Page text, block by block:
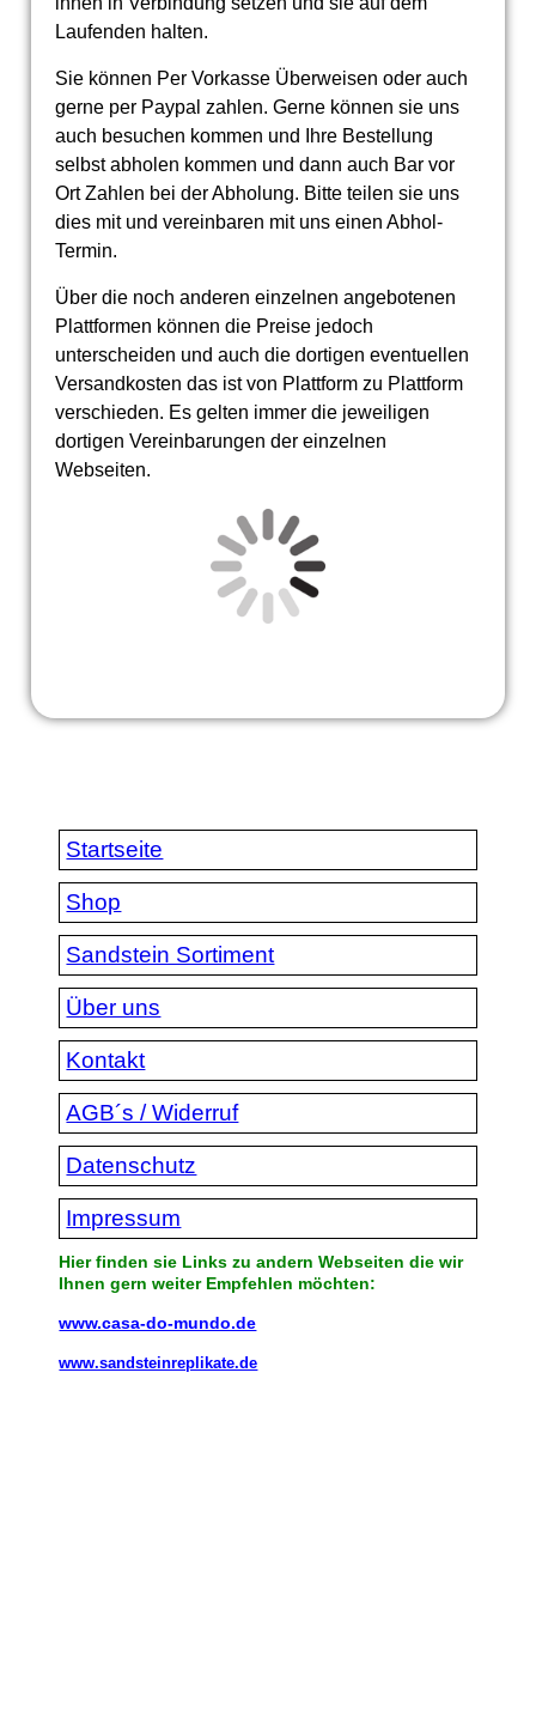
Laufenden halten.
Sie können Per Vorkasse Überweisen oder auch
gerne per Paypal zahlen. Gerne können sie uns
auch besuchen kommen und Ihre Bestellung
selbst abholen kommen und dann auch Bar vor
Ort Zahlen bei der Abholung. Bitte teilen sie uns
dies mit und vereinbaren mit uns einen Abhol-
Termin.
Über die noch anderen einzelnen angebotenen
Plattformen können die Preise jedoch
unterscheiden und auch die dortigen eventuellen
Versandkosten das ist von Plattform zu Plattform
verschieden. Es gelten immer die jeweiligen
dortigen Vereinbarungen der einzelnen
Webseiten.
Startseite
Shop
Sandstein Sortiment
Über uns
Kontakt
AGB´s / Widerruf
Datenschutz
Impressum
Hier finden sie Links zu andern Webseiten die wir
Ihnen gern weiter Empfehlen möchten:
www.casa-do-mundo.de
www.sandsteinreplikate.de